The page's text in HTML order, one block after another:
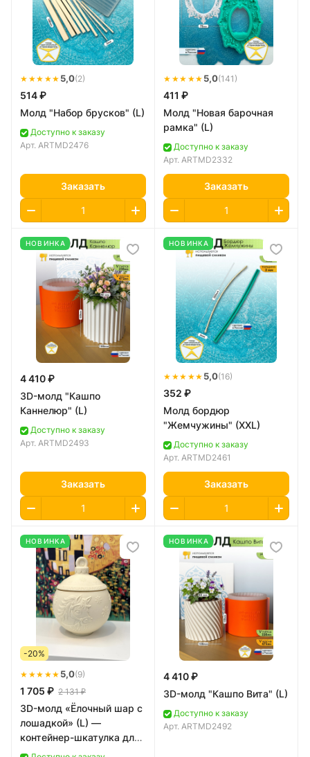
★★★★★ 5,0(2)
514 ₽
Молд "Набор брусков" (L)
Доступно к заказу
Арт. ARTMD2476
Заказать
★★★★★ 5,0(141)
411 ₽
Молд "Новая барочная
рамка" (L)
Доступно к заказу
Арт. ARTMD2332
Заказать
НОВИНКА
4 410 ₽
3D-молд "Кашпо
Каннелюр" (L)
Доступно к заказу
Арт. ARTMD2493
Заказать
НОВИНКА
★★★★★ 5,0(16)
352 ₽
Молд бордюр
"Жемчужины" (XXL)
Доступно к заказу
Арт. ARTMD2461
Заказать
НОВИНКА
-20%
★★★★★ 5,0(9)
1 705 ₽ 2 131 ₽
3D-молд «Ёлочный шар с
лошадкой» (L) —
контейнер-шкатулка для
свечи
НОВИНКА
4 410 ₽
3D-молд "Кашпо Вита" (L)
Доступно к заказу
Арт. ARTMD2492